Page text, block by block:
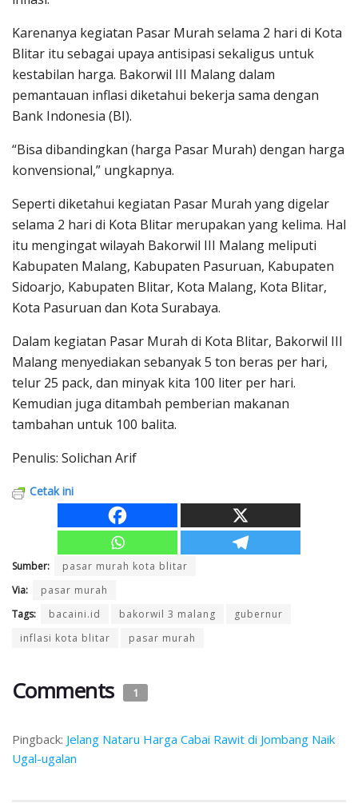
Karenanya kegiatan Pasar Murah selama 2 hari di Kota
Blitar itu sebagai upaya antisipasi sekaligus untuk
kestabilan harga. Bakorwil III Malang dalam
pemantauan inflasi diketahui bekerja sama dengan
Bank Indonesia (BI).
“Bisa dibandingkan (harga Pasar Murah) dengan harga
konvensional,” ungkapnya.
Seperti diketahui kegiatan Pasar Murah yang digelar
selama 2 hari di Kota Blitar merupakan yang kelima. Hal
itu mengingat wilayah Bakorwil III Malang meliputi
Kabupaten Malang, Kabupaten Pasuruan, Kabupaten
Sidoarjo, Kabupaten Blitar, Kota Malang, Kota Blitar,
Kota Pasuruan dan Kota Surabaya.
Dalam kegiatan Pasar Murah di Kota Blitar, Bakorwil III
Malang menyediakan sebanyak 5 ton beras per hari,
telur 25 pack, dan minyak kita 100 liter per hari.
Kemudian juga ditambah pemberian makanan
tambahan untuk 100 balita.
Penulis: Solichan Arif
Cetak ini
Sumber:
pasar murah kota blitar
Via:
pasar murah
Tags:
bacaini.id bakorwil 3 malang
gubernur
inflasi kota blitar
pasar murah
Comments 1
Pingback: Jelang Nataru Harga Cabai Rawit di Jombang Naik
Ugal-ugalan